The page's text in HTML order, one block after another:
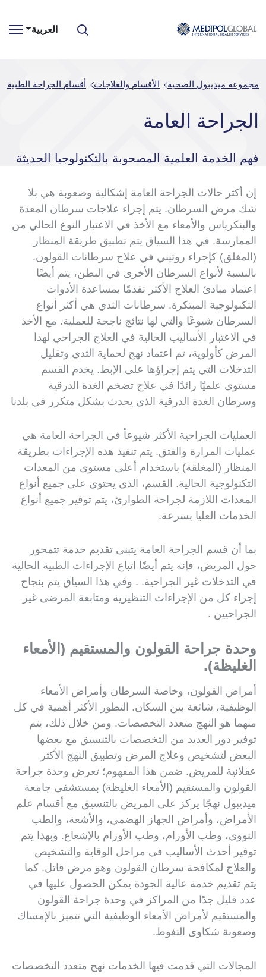
العربية
مجموعة ميديبول الصحية الأقسام والعلاجات أقسام الجراحة الطبية
الجراحة العامة
فهم الخدمة العلمية المصحوبة بالتكنولوجيا الحديثة
إن أكثر حالات الجراحة العامة إشكالية وصعوبة هي بلا
شك مرض السرطان. يتم إجراء علاجات سرطان المعدة
والبنكرياس والأمعاء مع الأخذ في الاعتبار النوع الحالي من
الممارسة. في هذا السياق يتم تطبيق طريقة المنظار
(المغلق) كإجراء روتيني في علاج سرطانات القولون.
بالنسبة لأنواع السرطان الأخرى في البطن، يتم أيضًا
اعتماد مبادئ العلاج الأكثر تقدمًا بمساعدة الأدوات
التكنولوجية المبتكرة. سرطانات الثدي هي أكثر أنواع
السرطان شيوعًا والتي لها نتائج ناجحة للعملية. مع الأخذ
في الاعتبار الأساليب الحالية في العلاج الجراحي لهذا
المرض كأولوية، تم اعتماد نهج لحماية الثدي وتقليل
التدخلات التي يتم إجراؤها على الإبط. يخدم القسم
مستوى علميًا رائدًا في علاج تضخم الغدة الدرقية
وسرطان الغدة الدرقية الذي يحدث بشكل متكرر في بلدنا
العمليات الجراحية الأكثر شيوعاً في الجراحة العامة هي
عمليات المرارة والفتق. يتم تنفيذ هذه الإجراءات بطريقة
المنظار (المغلقة) باستخدام أعلى مستوى من المعدات
التكنولوجية الحالية. القسم، الذي يحتوي على جميع أنواع
المعدات اللازمة لجراحة الطوارئ، يتم توفير جميع أنواع
الخدمات العليا بسرعة.
بما أن قسم الجراحة العامة يتبنى تقديم خدمة تتمحور
حول المريض، فإنه يتم أيضًا اتباع الإجراءات الطبية الحالية
في التدخلات غير الجراحية. . وفي هذا السياق يتم بنجاح
إجراء كل من الإجراءات التنظيرية ومتابعة المرضى غير
الجراحيين .
وحدة جراحة القولون والمستقيم (الأمعاء
الغليظة).
أمراض القولون، وخاصة السرطان وأمراض الأمعاء
الوظيفية، شائعة بين السكان. التطور الأكثر أهمية في كل
منهما هو النهج متعدد التخصصات. ومن خلال ذلك، يتم
توفير دور العديد من التخصصات بالتنسيق مع بعضها
البعض لتشخيص وعلاج المرض وتطبيق النهج الأكثر
عقلانية للمريض. ضمن هذا المفهوم؛ تعرض وحدة جراحة
القولون والمستقيم (الأمعاء الغليظة) بمستشفى جامعة
ميديبول نهجًا يركز على المريض بالتنسيق مع أقسام علم
الأمراض، وأمراض الجهاز الهضمي، والأشعة، والطب
النووي، وطب الأورام، وطب الأورام بالإشعاع. وبهذا يتم
توفير أحدث الأساليب في مراحل الوقاية والتشخيص
والعلاج لمكافحة سرطان القولون وهو مرض قاتل. كما
يتم تقديم خدمة عالية الجودة يمكن الحصول عليها في
عدد قليل جدًا من المراكز في وحدة جراحة القولون
والمستقيم لأمراض الأمعاء الوظيفية التي تتميز بالإمساك
وصعوبة شكاوى التغوط.
المجالات التي قدمت فيها الخدمات نهج متعدد التخصصات